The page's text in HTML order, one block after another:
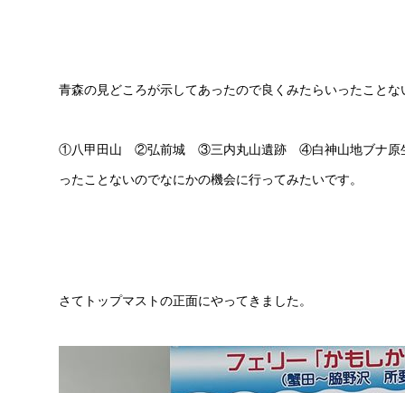
青森の見どころが示してあったので良くみたらいったこと
①八甲田山 ②弘前城 ③三内丸山遺跡 ④白神山地ブナ
ったことないのでなにかの機会に行ってみたいです。
さてトップマストの正面にやってきました。